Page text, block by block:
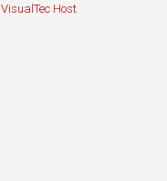
VisualTec Host